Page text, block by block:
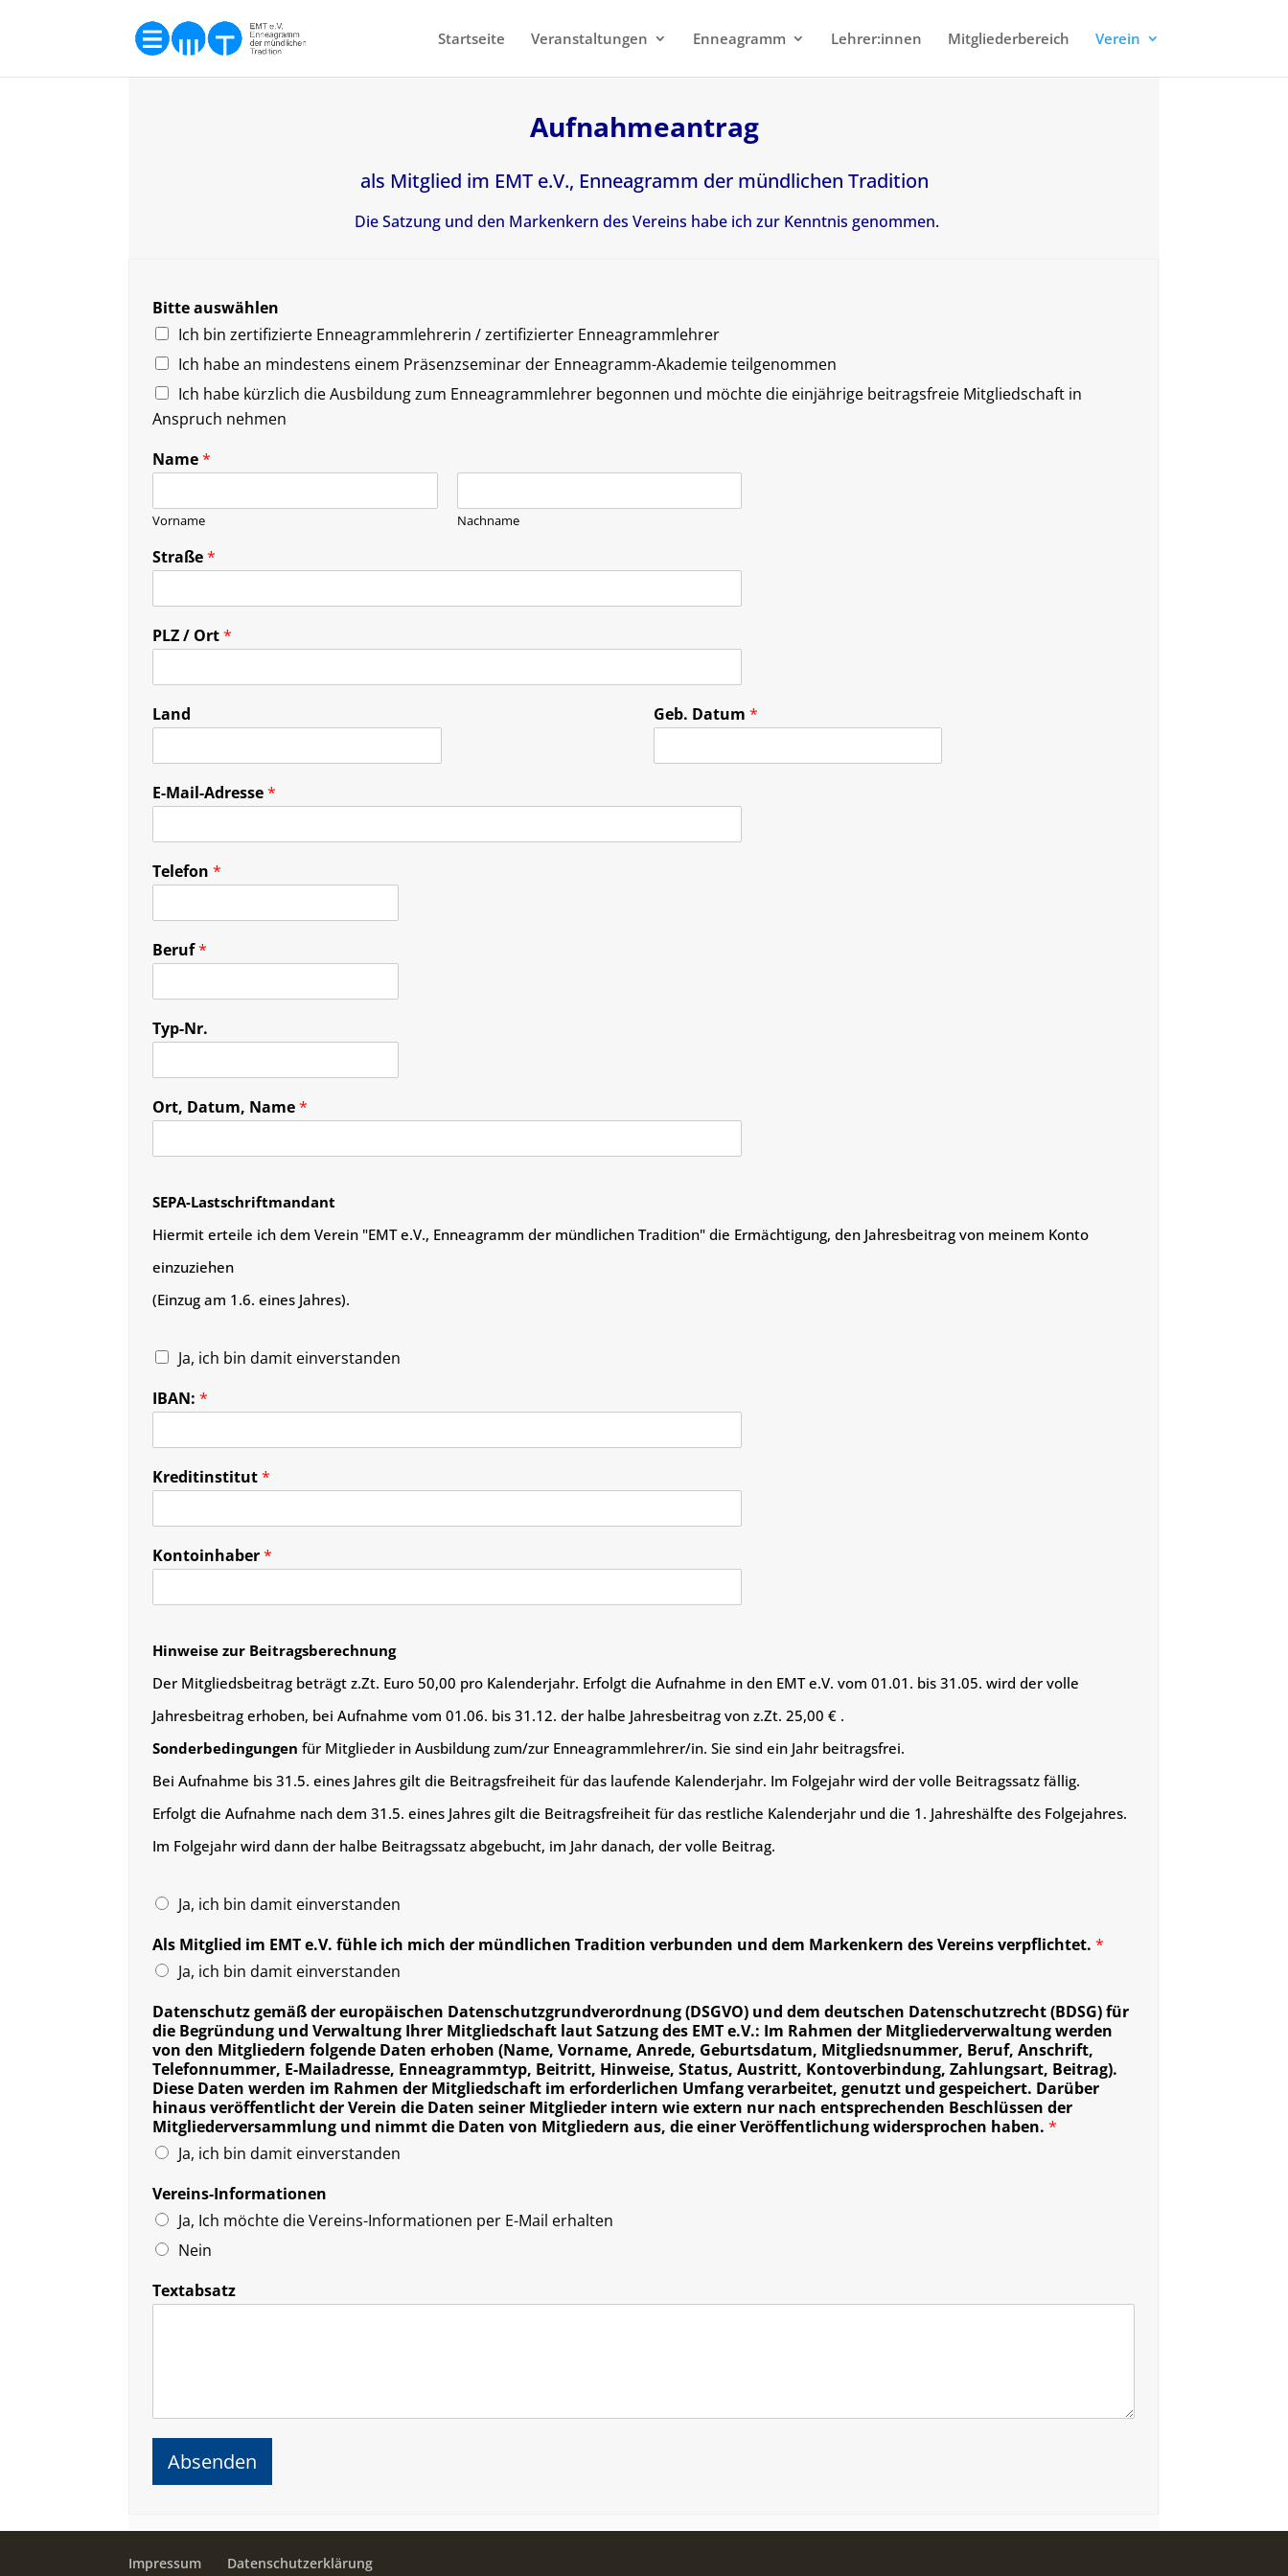
Startseite Veranstaltungen Enneagramm Lehrer:innen Mitgliederbereich Verein
Aufnahmeantrag
als Mitglied im EMT e.V., Enneagramm der mündlichen Tradition
Die Satzung und den Markenkern des Vereins habe ich zur Kenntnis genommen.
Bitte auswählen
Ich bin zertifizierte Enneagrammlehrerin / zertifizierter Enneagrammlehrer
Ich habe an mindestens einem Präsenzseminar der Enneagramm-Akademie teilgenommen
Ich habe kürzlich die Ausbildung zum Enneagrammlehrer begonnen und möchte die einjährige beitragsfreie Mitgliedschaft in
Anspruch nehmen
Name*
Vorname Nachname
Straße*
PLZ / Ort*
Land Geb. Datum *
E-Mail-Adresse*
Telefon*
Beruf*
Typ-Nr.
Ort, Datum, Name*
SEPA-Lastschriftmandant
Hiermit erteile ich dem Verein "EMT e.V., Enneagramm der mündlichen Tradition" die Ermächtigung, den Jahresbeitrag von meinem Konto
einzuziehen
(Einzug am 1.6. eines Jahres).
Ja, ich bin damit einverstanden
IBAN:*
Kreditinstitut*
Kontoinhaber*
Hinweise zur Beitragsberechnung
Der Mitgliedsbeitrag beträgt z.Zt. Euro 50,00 pro Kalenderjahr. Erfolgt die Aufnahme in den EMT e.V. vom 01.01. bis 31.05. wird der volle
Jahresbeitrag erhoben, bei Aufnahme vom 01.06. bis 31.12. der halbe Jahresbeitrag von z.Zt. 25,00 € .
Sonderbedingungen für Mitglieder in Ausbildung zum/zur Enneagrammlehrer/in. Sie sind ein Jahr beitragsfrei.
Bei Aufnahme bis 31.5. eines Jahres gilt die Beitragsfreiheit für das laufende Kalenderjahr. Im Folgejahr wird der volle Beitragssatz fällig.
Erfolgt die Aufnahme nach dem 31.5. eines Jahres gilt die Beitragsfreiheit für das restliche Kalenderjahr und die 1. Jahreshälfte des Folgejahres.
Im Folgejahr wird dann der halbe Beitragssatz abgebucht, im Jahr danach, der volle Beitrag.
Ja, ich bin damit einverstanden
Als Mitglied im EMT e.V. fühle ich mich der mündlichen Tradition verbunden und dem Markenkern des Vereins verpflichtet.*
Ja, ich bin damit einverstanden
Datenschutz gemäß der europäischen Datenschutzgrundverordnung (DSGVO) und dem deutschen Datenschutzrecht (BDSG) für
die Begründung und Verwaltung Ihrer Mitgliedschaft laut Satzung des EMT e.V.: Im Rahmen der Mitgliederverwaltung werden
von den Mitgliedern folgende Daten erhoben (Name, Vorname, Anrede, Geburtsdatum, Mitgliedsnummer, Beruf, Anschrift,
Telefonnummer, E-Mailadresse, Enneagrammtyp, Beitritt, Hinweise, Status, Austritt, Kontoverbindung, Zahlungsart, Beitrag).
Diese Daten werden im Rahmen der Mitgliedschaft im erforderlichen Umfang verarbeitet, genutzt und gespeichert. Darüber
hinaus veröffentlicht der Verein die Daten seiner Mitglieder intern wie extern nur nach entsprechenden Beschlüssen der
Mitgliederversammlung und nimmt die Daten von Mitgliedern aus, die einer Veröffentlichung widersprochen haben.*
Ja, ich bin damit einverstanden
Vereins-Informationen
Ja, Ich möchte die Vereins-Informationen per E-Mail erhalten
Nein
Textabsatz
Absenden
Impressum Datenschutzerklärung